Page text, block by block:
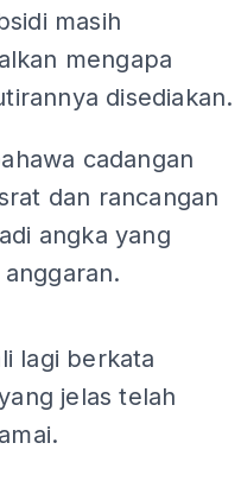
masih
mengapa
disediakan.
cadangan
dan rancangan
angka yang
lagi berkata
jelas telah